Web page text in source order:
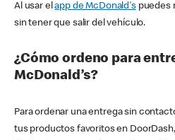
Al usar elapp de McDonald'spuedes
sin tener que salir del vehículo.
¿Cómo ordeno para
McDonald’s?
Para ordenar una entrega sin
tus productos favoritos en